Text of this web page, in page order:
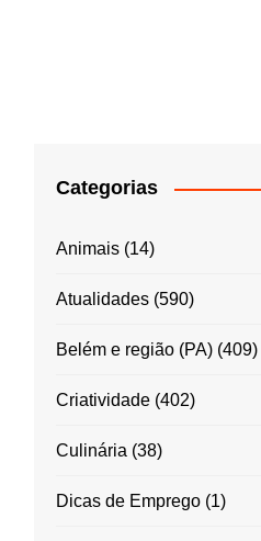
Categorias
Animais(14)
Atualidades(590)
Belém e região (PA)(409)
Criatividade(402)
Culinária (38)
Dicas de Emprego(1)